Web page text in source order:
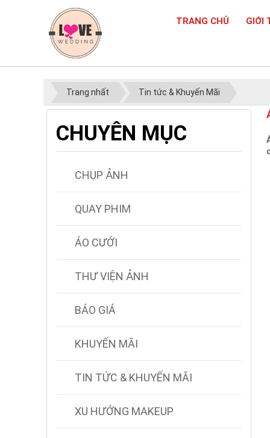
TRANG CHỦ GIỚI
Trang nhất Tin tức & Khuyến Mãi
CHUYÊN MỤC
CHỤP ẢNH
QUAY PHIM
ÁO CƯỚI
THƯ VIỆN ẢNH
BÁO GIÁ
KHUYẾN MÃI
TIN TỨC & KHUYẾN MÃI
XU HƯỚNG MAKEUP